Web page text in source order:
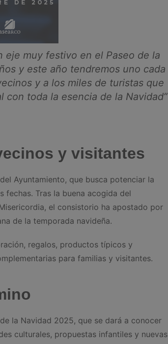
eje muy festivo en el Paseo de la
y este año tendremos uno cada
y a los miles de turistas que
con toda la esencia de la Navidad”
y visitantes
Ayuntamiento, que busca potenciar la
Tras la buena acogida del
el consistorio ha apostado por
de la temporada navideña.
regalos, productos típicos y
para familias y visitantes.
la Navidad 2025, que se dará a conocer
culturales, propuestas infantiles y nuevas